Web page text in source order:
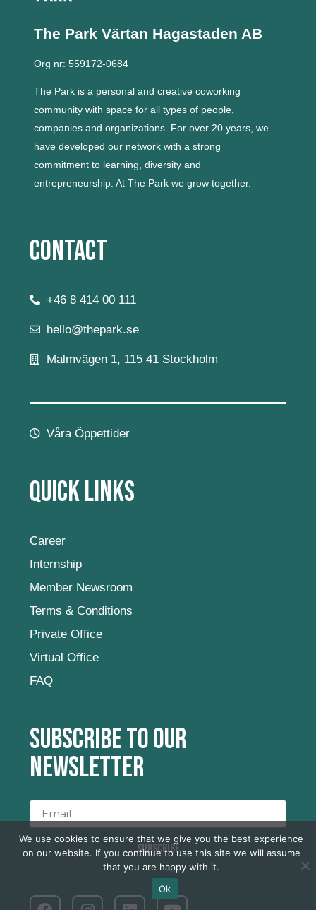
The Park Värtan Hagastaden AB
Org nr: 559172-0684
The Park is a personal and creative coworking
community with space for all types of people,
companies and organizations. For over 20 years, we
have developed our network with a strong
commitment to learning, diversity and
entrepreneurship. At The Park we grow together.
Contact
+46 8 414 00 111
hello@thepark.se
Malmvägen 1, 115 41 Stockholm
Våra Öppettider
Quick Links
Career
Internship
Member Newsroom
Terms & Conditions
Private Office
Virtual Office
FAQ
Subscribe to our
newsletter
SUBSCRIBE
We use cookies to ensure that we give you the best experience
on our website. If you continue to use this site we will assume
that you are happy with it.
Ok